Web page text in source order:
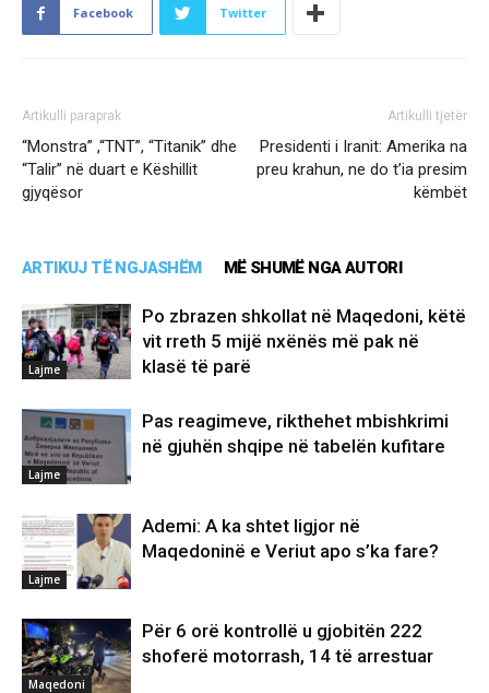
Facebook Twitter
Artikulli paraprak
“Monstra” ,“TNT”, “Titanik” dhe
“Talir” në duart e Këshillit
gjyqësor
Artikulli tjetër
Presidenti i Iranit: Amerika na
preu krahun, ne do t’ia presim
këmbët
ARTIKUJ TË NGJASHËM MË SHUMË NGA AUTORI
Lajme
Po zbrazen shkollat në Maqedoni, këtë
vit rreth 5 mijë nxënës më pak në
klasë të parë
Lajme
Pas reagimeve, rikthehet mbishkrimi
në gjuhën shqipe në tabelën kufitare
Lajme
Ademi: A ka shtet ligjor në
Maqedoninë e Veriut apo s’ka fare?
Maqedoni
Për 6 orë kontrollë u gjobitën 222
shoferë motorrash, 14 të arrestuar